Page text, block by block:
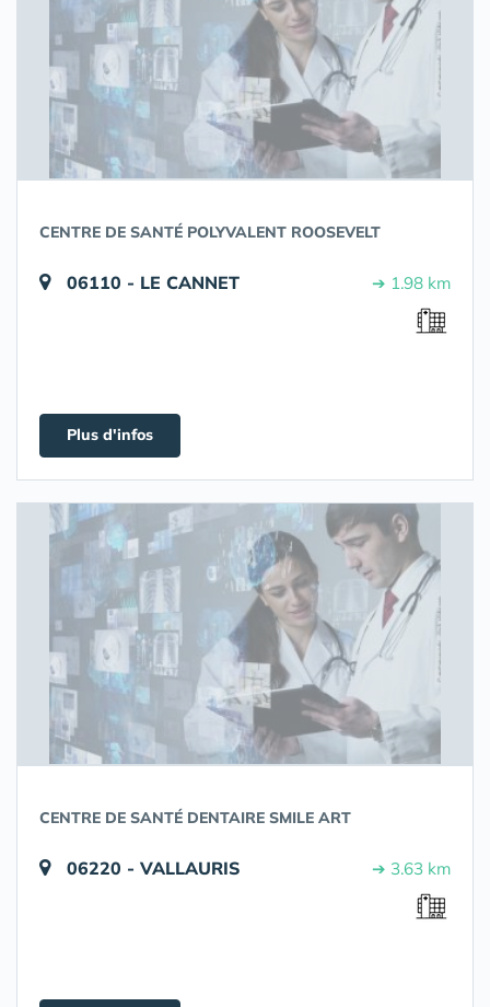
CENTRE DE SANTÉ POLYVALENT ROOSEVELT
06110 - LE CANNET ➔ 1.98 km
Plus d'infos
CENTRE DE SANTÉ DENTAIRE SMILE ART
06220 - VALLAURIS ➔ 3.63 km